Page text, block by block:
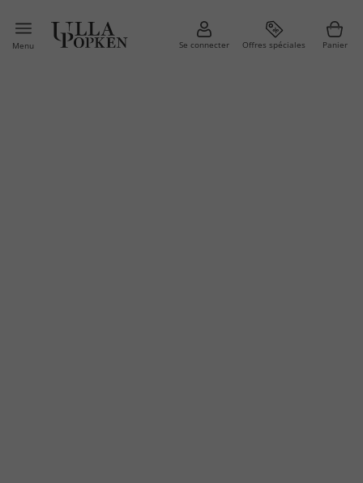
Menu Se connecter Offres spéciales Panier